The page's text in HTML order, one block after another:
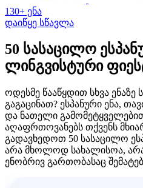
130+ ენა
დაიწყე სწავლა
50 სასაცილო
ლინგვისტური
ოდესმე წააწყდით სხვა ენაზე
გაგაცინათ? ესპანური ენა,
და ნათელი
აღაფრთოვანებს თქვენს
გადავხედოთ 50 სასაცილო
არა მხოლოდ სახალისოა,
ენობრივ გართობასაც